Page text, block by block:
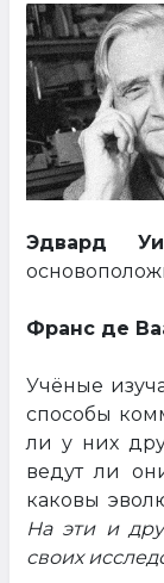
Эдвард
Франс де
Учёные
способы
ли у них
ведут ли
каковы
На эти и
своих